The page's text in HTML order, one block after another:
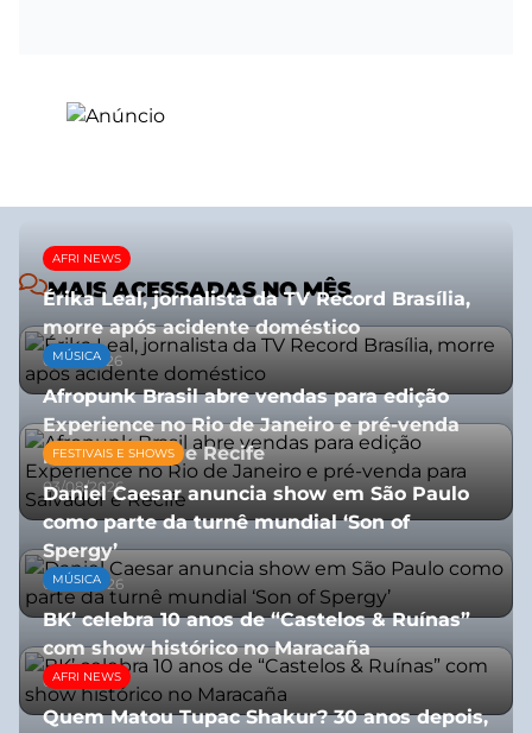
MAIS ACESSADAS NO MÊS
AFRI NEWS
Érika Leal, jornalista da TV Record Brasília,
morre após acidente doméstico
08/07/2026
MÚSICA
Afropunk Brasil abre vendas para edição
Experience no Rio de Janeiro e pré-venda
para Salvador e Recife
03/08/2026
FESTIVAIS E SHOWS
Daniel Caesar anuncia show em São Paulo
como parte da turnê mundial ‘Son of
Spergy’
05/08/2026
MÚSICA
BK’ celebra 10 anos de “Castelos & Ruínas”
com show histórico no Maracaña
06/08/2026
AFRI NEWS
Quem Matou Tupac Shakur? 30 anos depois,